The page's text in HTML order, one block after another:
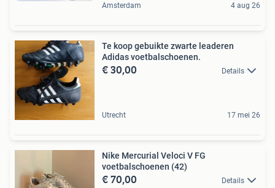
Amsterdam 4 aug 26
Te koop gebuikte zwarte leaderen
Adidas voetbalschoenen.
€ 30,00 Details
Utrecht 17 mei 26
Nike Mercurial Veloci V FG
voetbalschoenen (42)
€ 70,00 Details